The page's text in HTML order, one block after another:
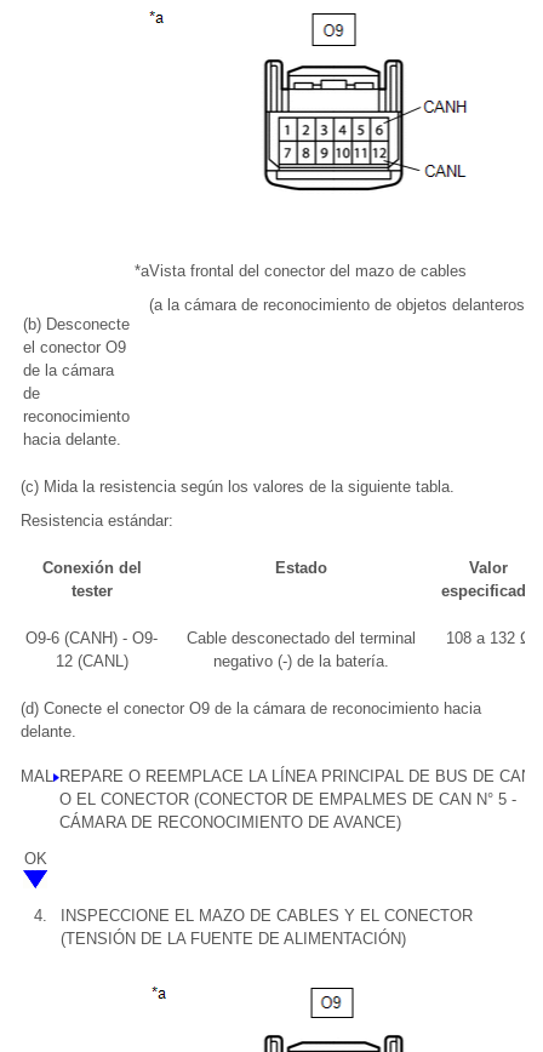
(b) Desconecte
el conector O9
de la cámara
de
reconocimiento
hacia delante.
*aVista frontal del conector del mazo de cables
(a la cámara de reconocimiento de objetos delanteros)
(c) Mida la resistencia según los valores de la siguiente tabla.
Resistencia estándar:
Conexión del
tester
Estado
Valor
especificado
O9-6 (CANH) - O9-
12 (CANL)
Cable desconectado del terminal
negativo (-) de la batería.
108 a 132 Ω
(d) Conecte el conector O9 de la cámara de reconocimiento hacia
delante.
MAL REPARE O REEMPLACE LA LÍNEA PRINCIPAL DE BUS DE CAN
O EL CONECTOR (CONECTOR DE EMPALMES DE CAN N° 5 -
CÁMARA DE RECONOCIMIENTO DE AVANCE)
OK
4.
INSPECCIONE EL MAZO DE CABLES Y EL CONECTOR
(TENSIÓN DE LA FUENTE DE ALIMENTACIÓN)